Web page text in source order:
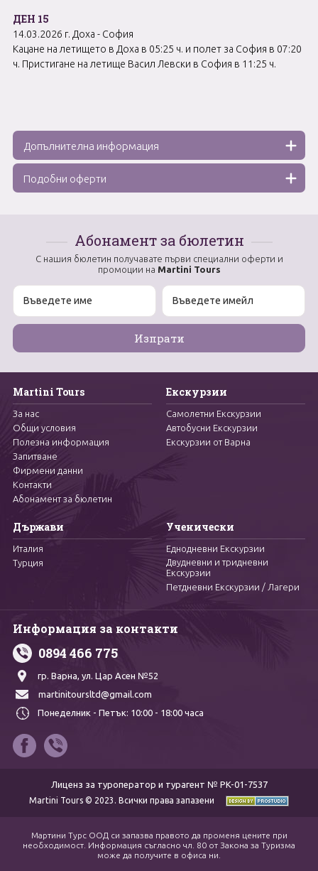
ДЕН 15
14.03.2026 г. Доха - София
Кацане на летището в Доха в 05:25 ч. и полет за София в 07:20
ч. Пристигане на летище Васил Левски в София в 11:25 ч.
Допълнителна информация
Подобни оферти
Абонамент за бюлетин
С нашия бюлетин получавате първи специални оферти и
промоции на Martini Tours
Martini Tours
За нас
Общи условия
Полезна информация
Запитване
Фирмени данни
Контакти
Абонамент за бюлетин
Екскурзии
Самолетни Екскурзии
Автобусни Екскурзии
Екскурзии от Варна
Държави
Италия
Турция
Ученически
Еднодневни Екскурзии
Двудневни и тридневни
Екскурзии
Петдневни Екскурзии / Лагери
Информация за контакти
0894 466 775
гр. Варна, ул. Цар Асен №52
martinitoursltd@gmail.com
Понеделник - Петък: 10:00 - 18:00 часа
Лиценз за туроператор и турагент № PK-01-7537
Martini Tours © 2023. Всички права запазени
Мартини Турс ООД си запазва правото да променя цените при
необходимост. Информация съгласно чл. 80 от Закона за Туризма
може да получите в офиса ни.